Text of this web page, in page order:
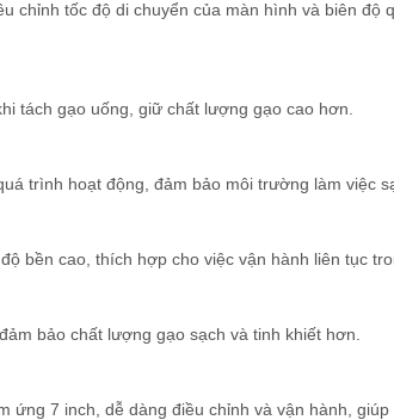
tốc độ di chuyển của màn hình và biên độ
tách gạo uống, giữ chất lượng gạo cao hơn.
trình hoạt động, đảm bảo môi trường làm việc
bền cao, thích hợp cho việc vận hành liên tục
bảo chất lượng gạo sạch và tinh khiết hơn.
7 inch, dễ dàng điều chỉnh và vận hành,